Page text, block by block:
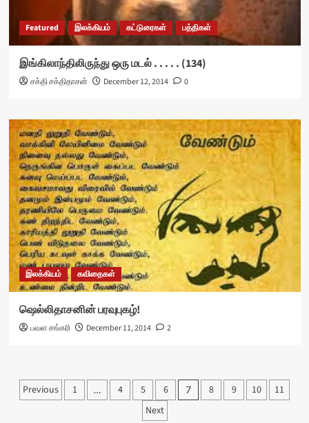
Featured இலக்கியம் கட்டுரைகள் பத்திகள்
இங்கிலாந்திலிருந்து ஒரு மடல் . . . . . (134)
சக்தி சக்திதாசன் December 12, 2014 0
இலக்கியம் கவிதைகள்
ஷெல்லிதாசனின் பரவுபுகழ்!
பவள சங்கரி December 11, 2014 2
Posts
Previous 1 … 4 5 6 7 8 9 10
11
Next